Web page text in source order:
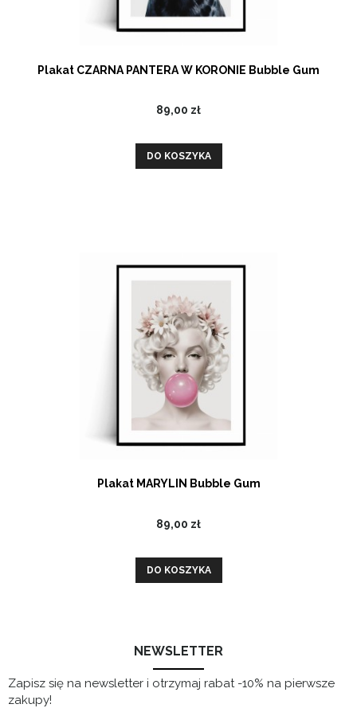
Plakat CZARNA PANTERA W KORONIE Bubble Gum
89,00 zł
DO KOSZYKA
Plakat MARYLIN Bubble Gum
89,00 zł
DO KOSZYKA
NEWSLETTER
Zapisz się na newsletter i otrzymaj rabat -10% na pierwsze
zakupy!